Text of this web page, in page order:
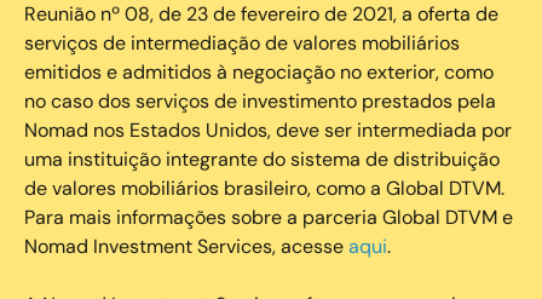
Reunião nº 08, de 23 de fevereiro de 2021, a oferta de
serviços de intermediação de valores mobiliários
emitidos e admitidos à negociação no exterior, como
no caso dos serviços de investimento prestados pela
Nomad nos Estados Unidos, deve ser intermediada por
uma instituição integrante do sistema de distribuição
de valores mobiliários brasileiro, como a Global DTVM.
Para mais informações sobre a parceria Global DTVM e
Nomad Investment Services, acesseaqui.